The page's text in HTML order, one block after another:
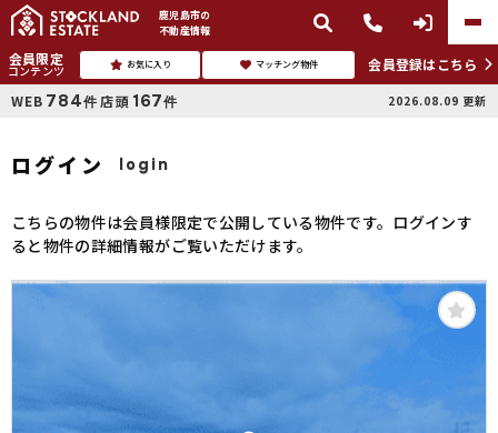
鹿児島市の
不動産情報
会員限定
コンテンツ お気に入り マッチング物件
会員登録はこちら
WEB 784件 店頭 167件 2026.08.09 更新
ログイン login
こちらの物件は会員様限定で公開している物件です。ログインす
ると物件の詳細情報がご覧いただけます。